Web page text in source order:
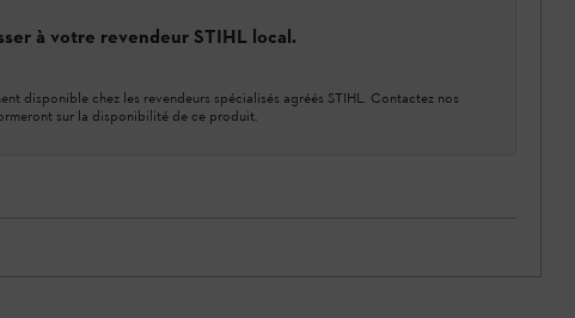
à votre revendeur STIHL local.
disponible chez les revendeurs spécialisés agréés STIHL. Contactez nos
sur la disponibilité de ce produit.